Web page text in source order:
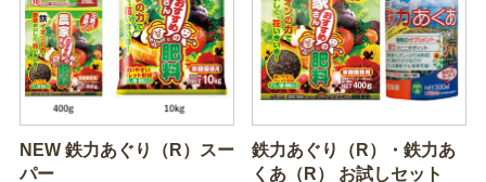
NEW 鉄力あぐり（R）スー
パー
鉄力あぐり（R）・鉄力あ
くあ（R） お試しセット